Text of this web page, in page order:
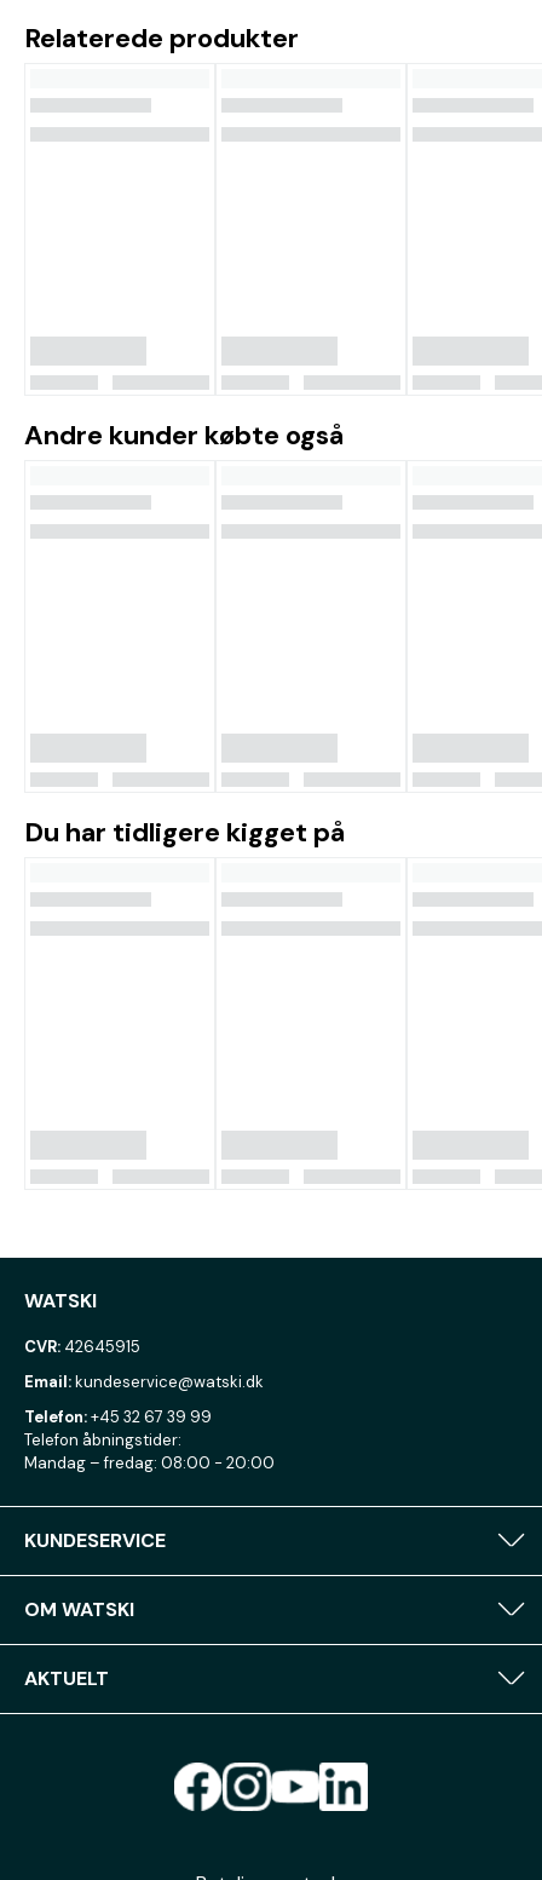
Relaterede produkter
Andre kunder købte også
Du har tidligere kigget på
WATSKI
CVR: 42645915
Email:kundeservice@watski.dk
Telefon:+45 32 67 39 99
Telefon åbningstider:
Mandag – fredag: 08:00 - 20:00
KUNDESERVICE
OM WATSKI
AKTUELT